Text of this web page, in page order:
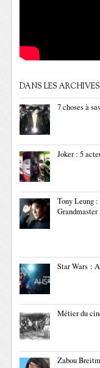
DANS LES ARCHIVES
7 choses à
Joker : 5
Tony Leung
Grandmaster
Star Wars :
Métier du
Zabou